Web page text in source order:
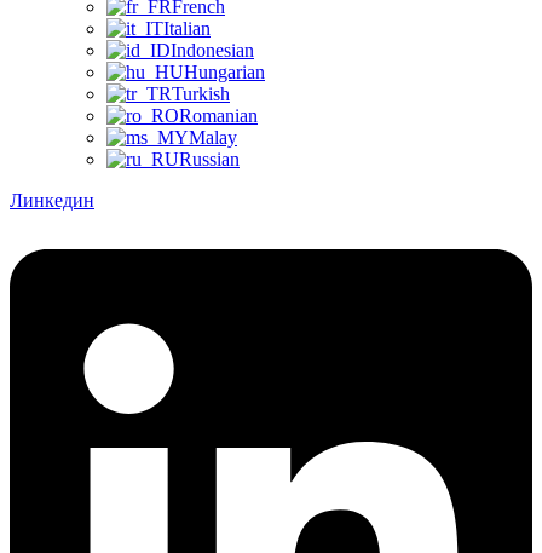
French
Italian
Indonesian
Hungarian
Turkish
Romanian
Malay
Russian
Линкедин